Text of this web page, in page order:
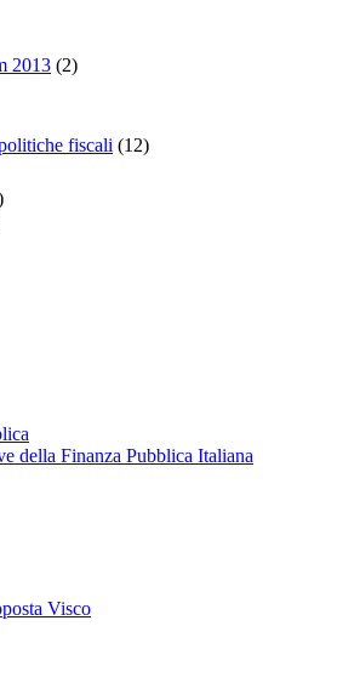
2013 (2)
fiscali (12)
della Finanza Pubblica Italiana
Visco